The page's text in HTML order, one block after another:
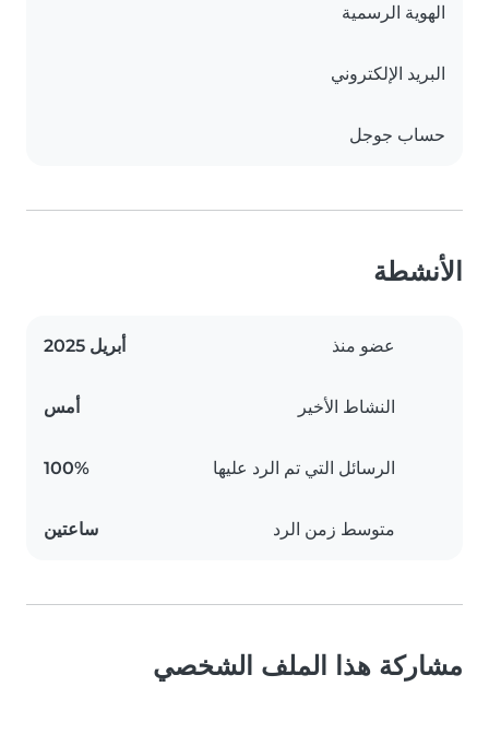
الهوية الرسمية
البريد الإلكتروني
حساب جوجل
الأنشطة
عضو منذ أبريل 2025
النشاط الأخير أمس
الرسائل التي تم الرد عليها 100%
متوسط زمن الرد ساعتين
مشاركة هذا الملف الشخصي